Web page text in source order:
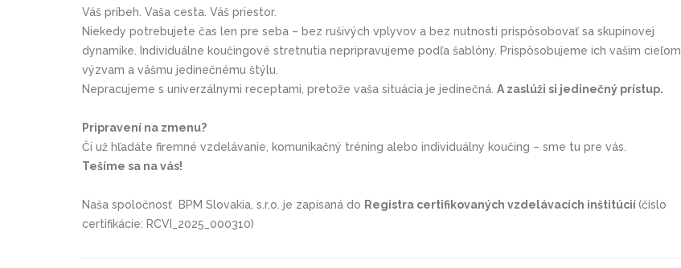
Váš príbeh. Vaša cesta. Váš priestor.
Niekedy potrebujete čas len pre seba – bez rušivých vplyvov a bez nutnosti prispôsobovať sa skupinovej
dynamike. Individuálne koučingové stretnutia nepripravujeme podľa šablóny. Prispôsobujeme ich vašim cieľom,
výzvam a vášmu jedinečnému štýlu.
Nepracujeme s univerzálnymi receptami, pretože vaša situácia je jedinečná. A zaslúži si jedinečný prístup.
Pripravení na zmenu?
Či už hľadáte firemné vzdelávanie, komunikačný tréning alebo individuálny koučing – sme tu pre vás.
Tešíme sa na vás!
Naša spoločnosť BPM Slovakia, s.r.o. je zapísaná do Registra certifikovaných vzdelávacích inštitúcií(číslo
certifikácie: RCVI_2025_000310)